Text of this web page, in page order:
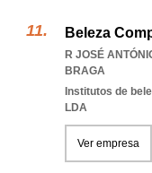
Beleza
R JOSÉ
BRAGA
Institutos de
LDA
Ver empresa